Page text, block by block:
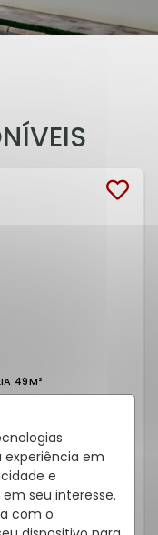
experiência em
e
seu interesse.
com o
49M²
Amélia - Pinhais
R$ 290.000,00